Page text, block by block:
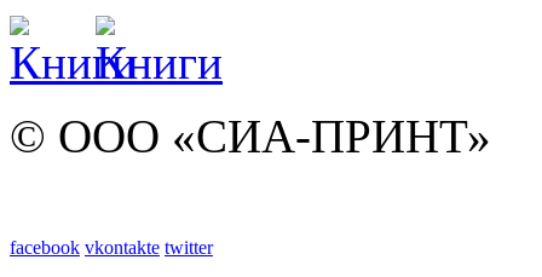
© ООО «СИА-ПРИНТ»
facebook vkontakte twitter